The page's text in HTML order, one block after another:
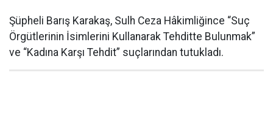
Şüpheli Barış Karakaş, Sulh Ceza Hâkimliğince “Suç
Örgütlerinin İsimlerini Kullanarak Tehditte Bulunmak”
ve “Kadına Karşı Tehdit” suçlarından tutukladı.